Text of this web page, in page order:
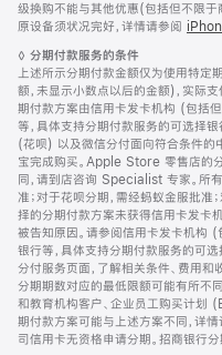
注
级换购不能与其他优惠(包括但不限于
原设备须状况完好，详情请参阅
脚
注
◊ 分期付款服务的条件
上述所示分期付款金额仅为使用特
额，未显示小数点以后的金额)，实际
期付款方案由信用卡发卡机构 (包括
等，具体支持分期付款服务的可选择
(花呗) 以及微信分付面向符合条件的
宝完成购买。Apple Store 零售店的
同，请到店咨询 Specialist 专家。所
准；对于花呗分期，需经蚂蚁金服批准
择的分期付款方案未获得信用卡发卡
被告知原因。请参阅信用卡发卡机构 (
银行等，具体支持分期付款服务的可
分付服务页面，了解相关条件、费用和
分期期数对应的最低限额可能有所不
和教育机构客户、企业员工购买计
期付款方案可能与上述方案不同，详
司信用卡无资格申请分期。招商银行